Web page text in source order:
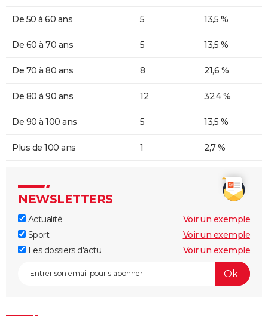
De 50 à 60 ans 5 13,5 %
De 60 à 70 ans 5 13,5 %
De 70 à 80 ans 8 21,6 %
De 80 à 90 ans 12 32,4 %
De 90 à 100 ans 5 13,5 %
Plus de 100 ans 1 2,7 %
NEWSLETTERS
Actualité
Voir un exemple
Sport
Voir un exemple
Les dossiers d'actu
Voir un exemple